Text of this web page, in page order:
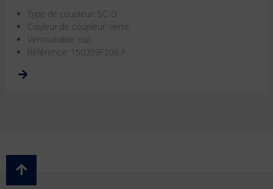
Type de coupleur: SC-D
Couleur de coupleur: verte
Verrouillable: oui
Référence: 150359F206-F